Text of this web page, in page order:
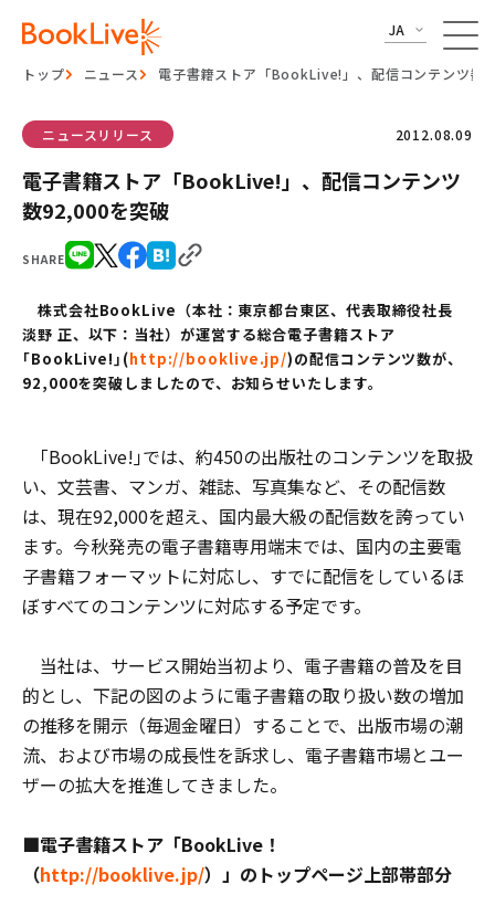
JA
トップ ニュース 電子書籍ストア「BookLive!」、配信コンテンツ数
SHARE
ニュースリリース 2012.08.09
電子書籍ストア「BookLive!」、配信コンテンツ
数92,000を突破
株式会社BookLive（本社：東京都台東区、代表取締役社長
淡野 正、以下：当社）が運営する総合電子書籍ストア
｢BookLive!｣(http://booklive.jp/)の配信コンテンツ数が、
92,000を突破しましたので、お知らせいたします。
｢BookLive!｣では、約450の出版社のコンテンツを取扱
い、文芸書、マンガ、雑誌、写真集など、その配信数
は、現在92,000を超え、国内最大級の配信数を誇ってい
ます。今秋発売の電子書籍専用端末では、国内の主要電
子書籍フォーマットに対応し、すでに配信をしているほ
ぼすべてのコンテンツに対応する予定です。
当社は、サービス開始当初より、電子書籍の普及を目
的とし、下記の図のように電子書籍の取り扱い数の増加
の推移を開示（毎週金曜日）することで、出版市場の潮
流、および市場の成長性を訴求し、電子書籍市場とユー
ザーの拡大を推進してきました。
■電子書籍ストア「BookLive！
（http://booklive.jp/）」のトップページ上部帯部分